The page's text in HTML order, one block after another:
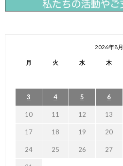
2026年8月
月 火 水 木
3 4 5 6
10 11 12 13
17 18 19 20
24 25 26 27